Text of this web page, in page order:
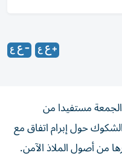
الجمعة مستفيدا من
حول إبرام اتفاق مع
من أصول الملاذ ‌الآمن.